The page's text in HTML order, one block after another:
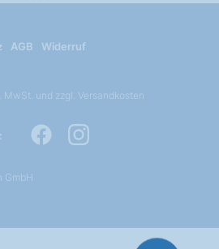
AGB
Widerruf
und zzgl. Versandkosten
GmbH